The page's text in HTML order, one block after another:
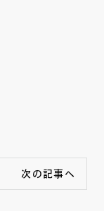
次の記事へ